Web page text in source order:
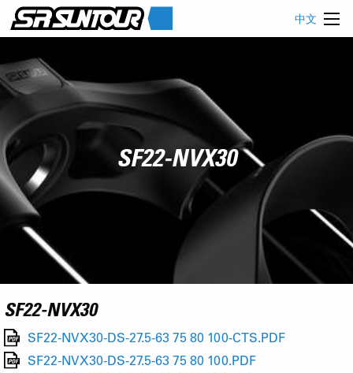
中文
SF22-NVX30
SF22-NVX30
SF22-NVX30-DS-27.5-63 75 80 100-CTS.PDF
SF22-NVX30-DS-27.5-63 75 80 100.PDF